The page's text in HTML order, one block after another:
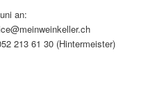
an:
213 61 30 (Hintermeister)